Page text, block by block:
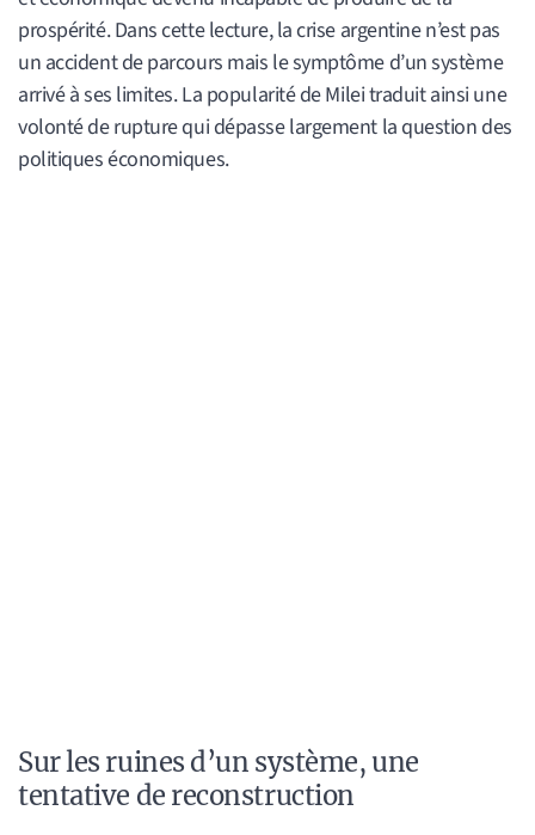
prospérité. Dans cette lecture, la crise argentine n’est pas
un accident de parcours mais le symptôme d’un système
arrivé à ses limites. La popularité de Milei traduit ainsi une
volonté de rupture qui dépasse largement la question des
politiques économiques.
Sur les ruines d’un système, une
tentative de reconstruction